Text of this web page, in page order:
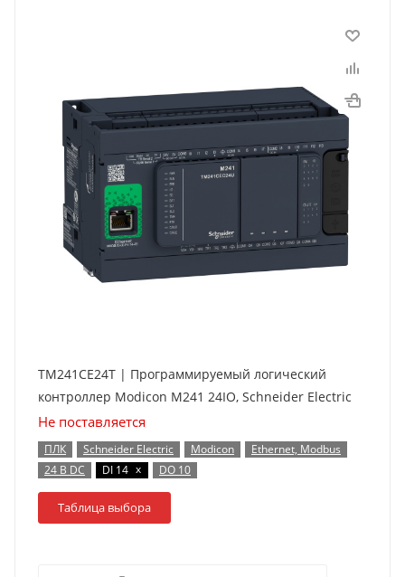
TM241CE24T | Программируемый логический
контроллер Modicon M241 24IO, Schneider Electric
Не поставляется
ПЛК Schneider Electric Modicon
Ethernet, Modbus
24 В DC
DI 14 x DO 10
Таблица выбора